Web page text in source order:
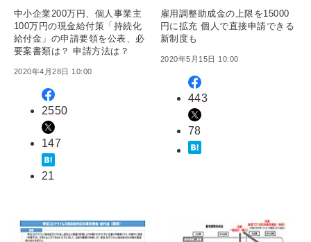
中小企業200万円、個人事業主
100万円の現金給付策「持続化
給付金」の申請要領を公表、必
要案書類は？ 申請方法は？
2020年4月28日 10:00
2550
147
21
雇用調整助成金の上限を15000
円に拡充 個人で直接申請できる
新制度も
2020年5月15日 10:00
443
78